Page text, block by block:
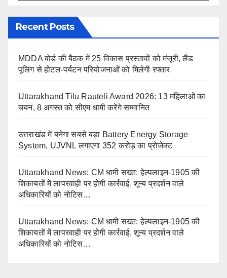
Recent Posts
MDDA बोर्ड की बैठक में 25 विकास प्रस्तावों को मंजूरी, लैंड
पूलिंग से होटल-पर्यटन परियोजनाओं को मिलेगी रफ्तार
Uttarakhand Tilu Rauteli Award 2026: 13 महिलाओं का
चयन, 8 अगस्त को सीएम धामी करेंगे सम्मानित
उत्तराखंड में बनेगा सबसे बड़ा Battery Energy Storage
System, UJVNL लगाएगा 352 करोड़ का प्रोजेक्ट
Uttarakhand News: CM धामी सख्त: हेल्पलाइन-1905 की
शिकायतों में लापरवाही पर होगी कार्रवाई, शून्य प्रदर्शन वाले
अधिकारियों को नोटिस…
Uttarakhand News: CM धामी सख्त: हेल्पलाइन-1905 की
शिकायतों में लापरवाही पर होगी कार्रवाई, शून्य प्रदर्शन वाले
अधिकारियों को नोटिस…